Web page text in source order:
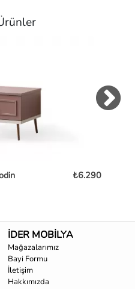
₺6.290
İDER MOBİLYA
Mağazalarımız
Bayi Formu
İletişim
Hakkımızda